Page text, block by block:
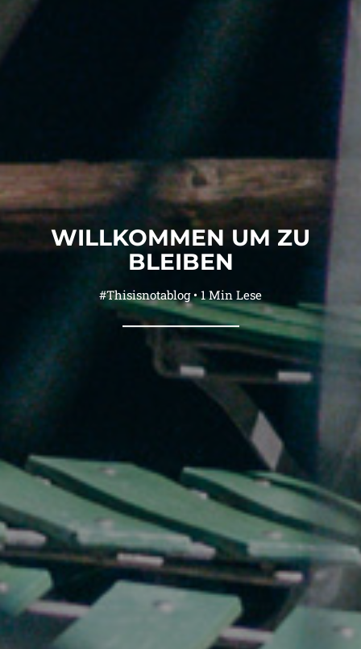
WILLKOMMEN UM ZU
BLEIBEN
#Thisisnotablog • 1 Min Lese